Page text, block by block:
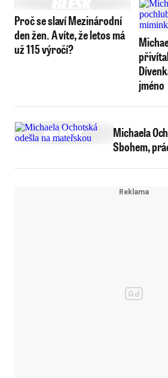
Proč se slaví Mezinárodní
den žen. A víte, že letos má
už 115 výročí?
jméno
Michaela
Sbohem,